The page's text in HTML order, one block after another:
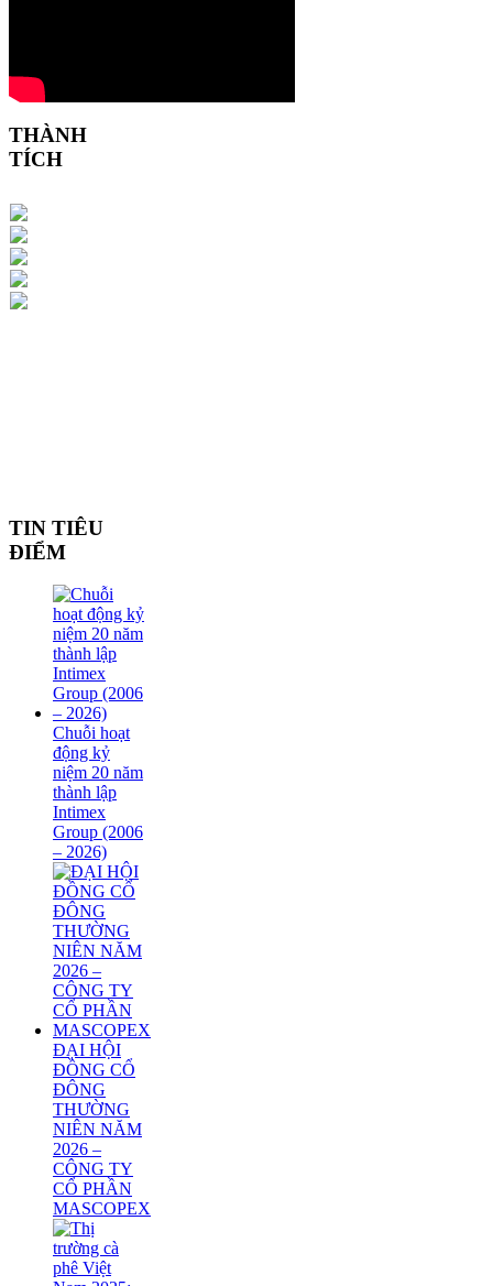
THÀNH
TÍCH
TIN TIÊU
ĐIỂM
Chuỗi hoạt
động kỷ
niệm 20 năm
thành lập
Intimex
Group (2006
– 2026)
ĐẠI HỘI
ĐỒNG CỔ
ĐÔNG
THƯỜNG
NIÊN NĂM
2026 –
CÔNG TY
CỔ PHẦN
MASCOPEX